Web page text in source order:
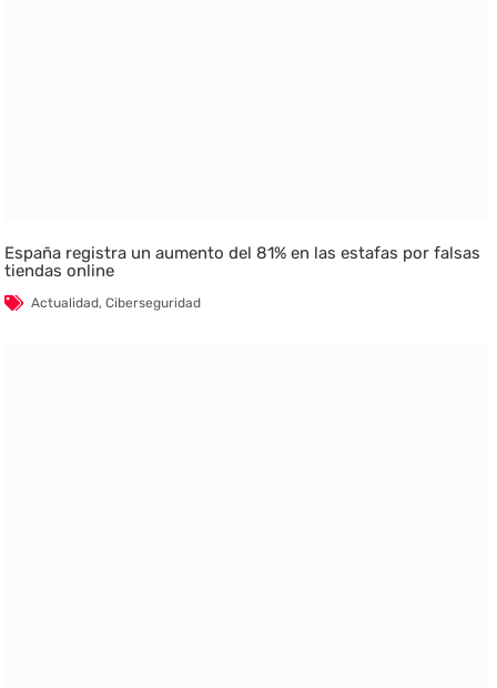
España registra un aumento del 81% en las estafas por falsas
tiendas online
Actualidad,Ciberseguridad